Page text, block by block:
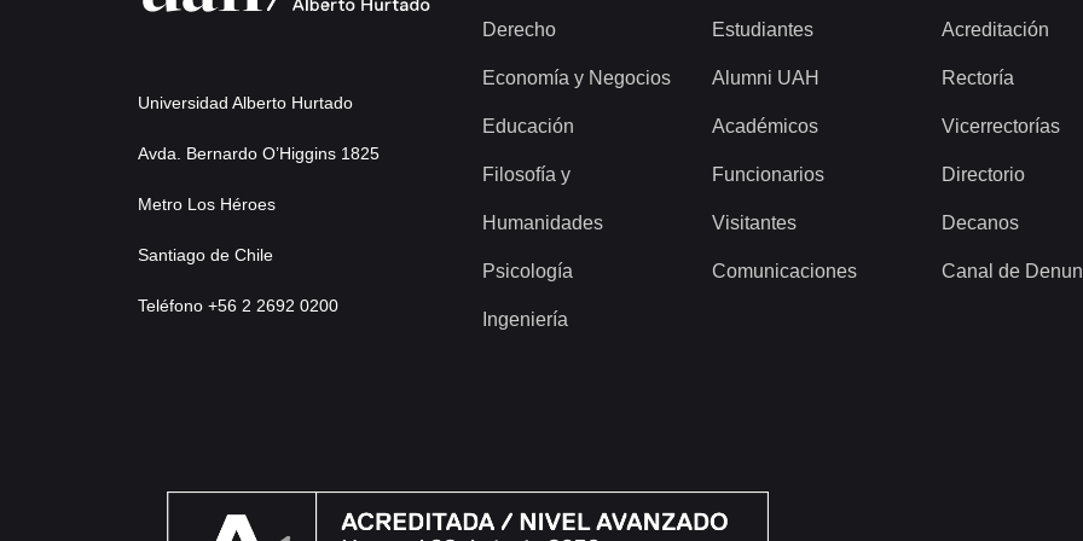
Universidad Alberto Hurtado
Avda. Bernardo O’Higgins 1825
Metro Los Héroes
Santiago de Chile
Teléfono +56 2 2692 0200
Derecho
Economía y Negocios
Educación
Filosofía y
Humanidades
Psicología
Ingeniería
Estudiantes
Alumni UAH
Académicos
Funcionarios
Visitantes
Comunicaciones
Acreditación
Rectoría
Vicerrectorías
Directorio
Decanos
Canal de